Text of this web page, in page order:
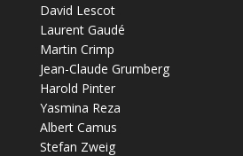
David Lescot
Laurent Gaudé
Martin Crimp
Jean-Claude Grumberg
Harold Pinter
Yasmina Reza
Albert Camus
Stefan Zweig